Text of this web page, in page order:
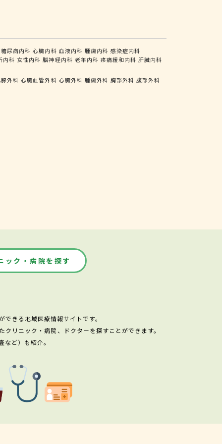
糖尿病内科 心臓内科 血液内科 腫瘍内科 感染症内科
内科 女性内科 脳神経内科 老年内科 疼痛緩和内科 肝臓内科
外科 心臓血管外科 心臓外科 腫瘍外科 胸部外科 腹部外科
ック・病院を探す
きる地域医療情報サイトです。
リニック・病院、ドクターを探すことができます。
ど）も紹介。